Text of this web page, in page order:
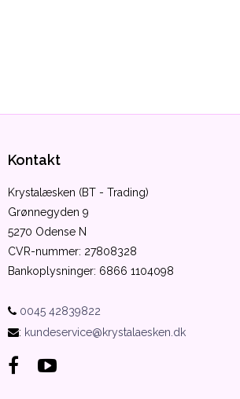
Kontakt
Krystalæsken (BT - Trading)
Grønnegyden 9
5270 Odense N
CVR-nummer: 27808328
Bankoplysninger: 6866 1104098
0045 42839822
: kundeservice@krystalaesken.dk